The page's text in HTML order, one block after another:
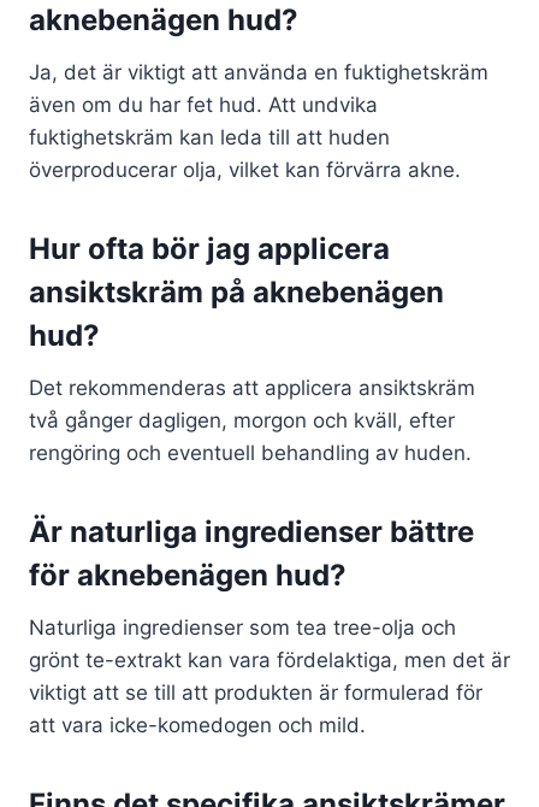
aknebenägen hud?
Ja, det är viktigt att använda en fuktighetskräm
även om du har fet hud. Att undvika
fuktighetskräm kan leda till att huden
överproducerar olja, vilket kan förvärra akne.
Hur ofta bör jag applicera
ansiktskräm på aknebenägen
hud?
Det rekommenderas att applicera ansiktskräm
två gånger dagligen, morgon och kväll, efter
rengöring och eventuell behandling av huden.
Är naturliga ingredienser bättre
för aknebenägen hud?
Naturliga ingredienser som tea tree-olja och
grönt te-extrakt kan vara fördelaktiga, men det är
viktigt att se till att produkten är formulerad för
att vara icke-komedogen och mild.